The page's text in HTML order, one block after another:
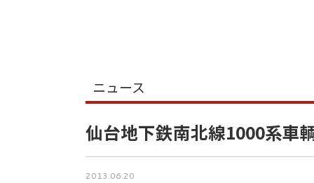
ニュース
仙台地下鉄南北線1000系車
2013.06.20